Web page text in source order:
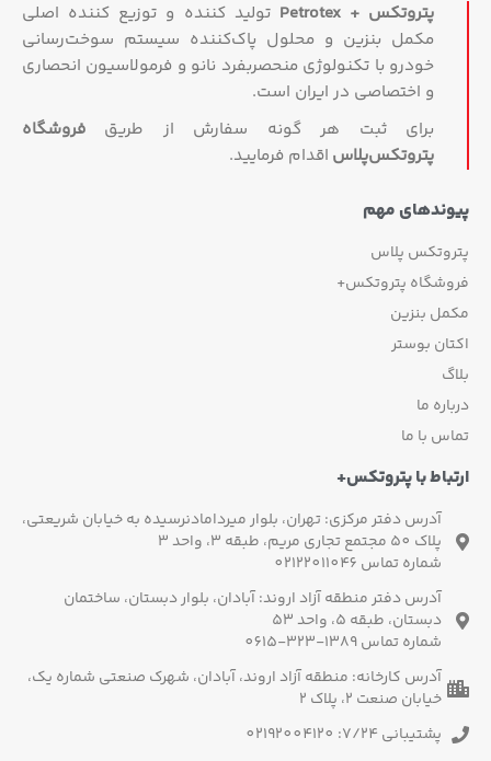
پتروتکس + Petrotex
تولید کننده و توزیع کننده اصلی
مکمل بنزین و محلول پاک‌کننده سیستم سوخت‌رسانی
خودرو با تکنولوژی منحصربفرد نانو و فرمولاسیون انحصاری
و اختصاصی در ایران است.
برای ثبت هر گونه سفارش از طریق فروشگاه
پتروتکس‏‌پلاس اقدام فرمایید.
پیوندهای مهم
پتروتکس پلاس
فروشگاه پتروتکس+
مکمل بنزین
اکتان بوستر
بلاگ
درباره ما
تماس با ما
ارتباط با پتروتکس+
آدرس دفتر مرکزی: تهران، بلوار میردامادنرسیده به خیابان شریعتی،
پلاک 50 مجتمع تجاری مریم، طبقه 3، واحد 3
شماره تماس 02122011046
آدرس دفتر منطقه آزاد اروند: آبادان، بلوار دبستان، ساختمان
دبستان، طبقه 5، واحد 53
شماره تماس 1389-323-0615
آدرس کارخانه: منطقه آزاد اروند، آبادان، شهرک صنعتی شماره یک،
خیابان صنعت 2، پلاک 2
پشتیبانی 7/24: 02192004120